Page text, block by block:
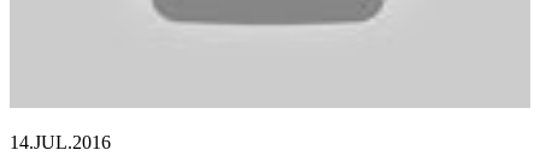
14.JUL.2016